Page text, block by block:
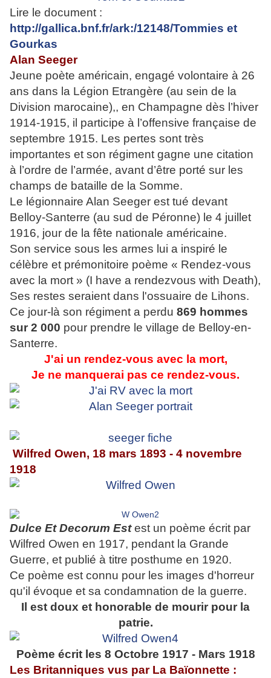
Lire le document :
http://gallica.bnf.fr/ark:/12148/Tommies et
Gourkas
Alan Seeger
Jeune poète américain, engagé volontaire à 26
ans dans la Légion Etrangère (au sein de la
Division marocaine),, en Champagne dès l’hiver
1914-1915, il participe à l’offensive française de
septembre 1915. Les pertes sont très
importantes et son régiment gagne une citation
à l’ordre de l’armée, avant d’être porté sur les
champs de bataille de la Somme.
Le légionnaire Alan Seeger est tué devant
Belloy-Santerre (au sud de Péronne) le 4 juillet
1916, jour de la fête nationale américaine.
Son service sous les armes lui a inspiré le
célèbre et prémonitoire poème « Rendez-vous
avec la mort » (I have a rendezvous with Death),
Ses restes seraient dans l'ossuaire de Lihons.
Ce jour-là son régiment a perdu 869 hommes
sur 2 000 pour prendre le village de Belloy-en-
Santerre.
J'ai un rendez-vous avec la mort,
Je ne manquerai pas ce rendez-vous.
Wilfred Owen, 18 mars 1893 - 4 novembre
1918
Dulce Et Decorum Estest un poème écrit par
Wilfred Owen en 1917, pendant la Grande
Guerre, et publié à titre posthume en 1920.
Ce poème est connu pour les images d'horreur
qu'il évoque et sa condamnation de la guerre.
Il est doux et honorable de mourir pour la
patrie.
Poème écrit les 8 Octobre 1917 - Mars 1918
Les Britanniques vus par La Baïonnette :